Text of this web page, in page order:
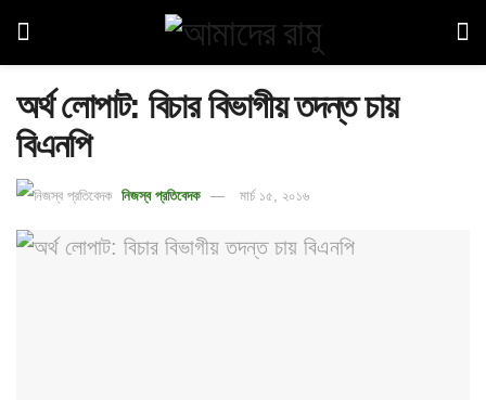
অর্থ লোপাট: বিচার বিভাগীয় তদন্ত চায়
বিএনপি
নিজস্ব প্রতিবেদক মার্চ ১৫, ২০১৬